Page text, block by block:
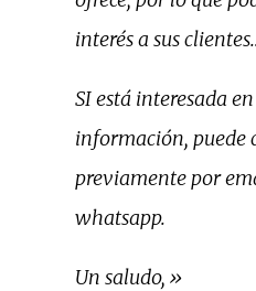
interés a sus
SI está interesada
información, puede
previamente por
whatsapp.
Un saludo,»